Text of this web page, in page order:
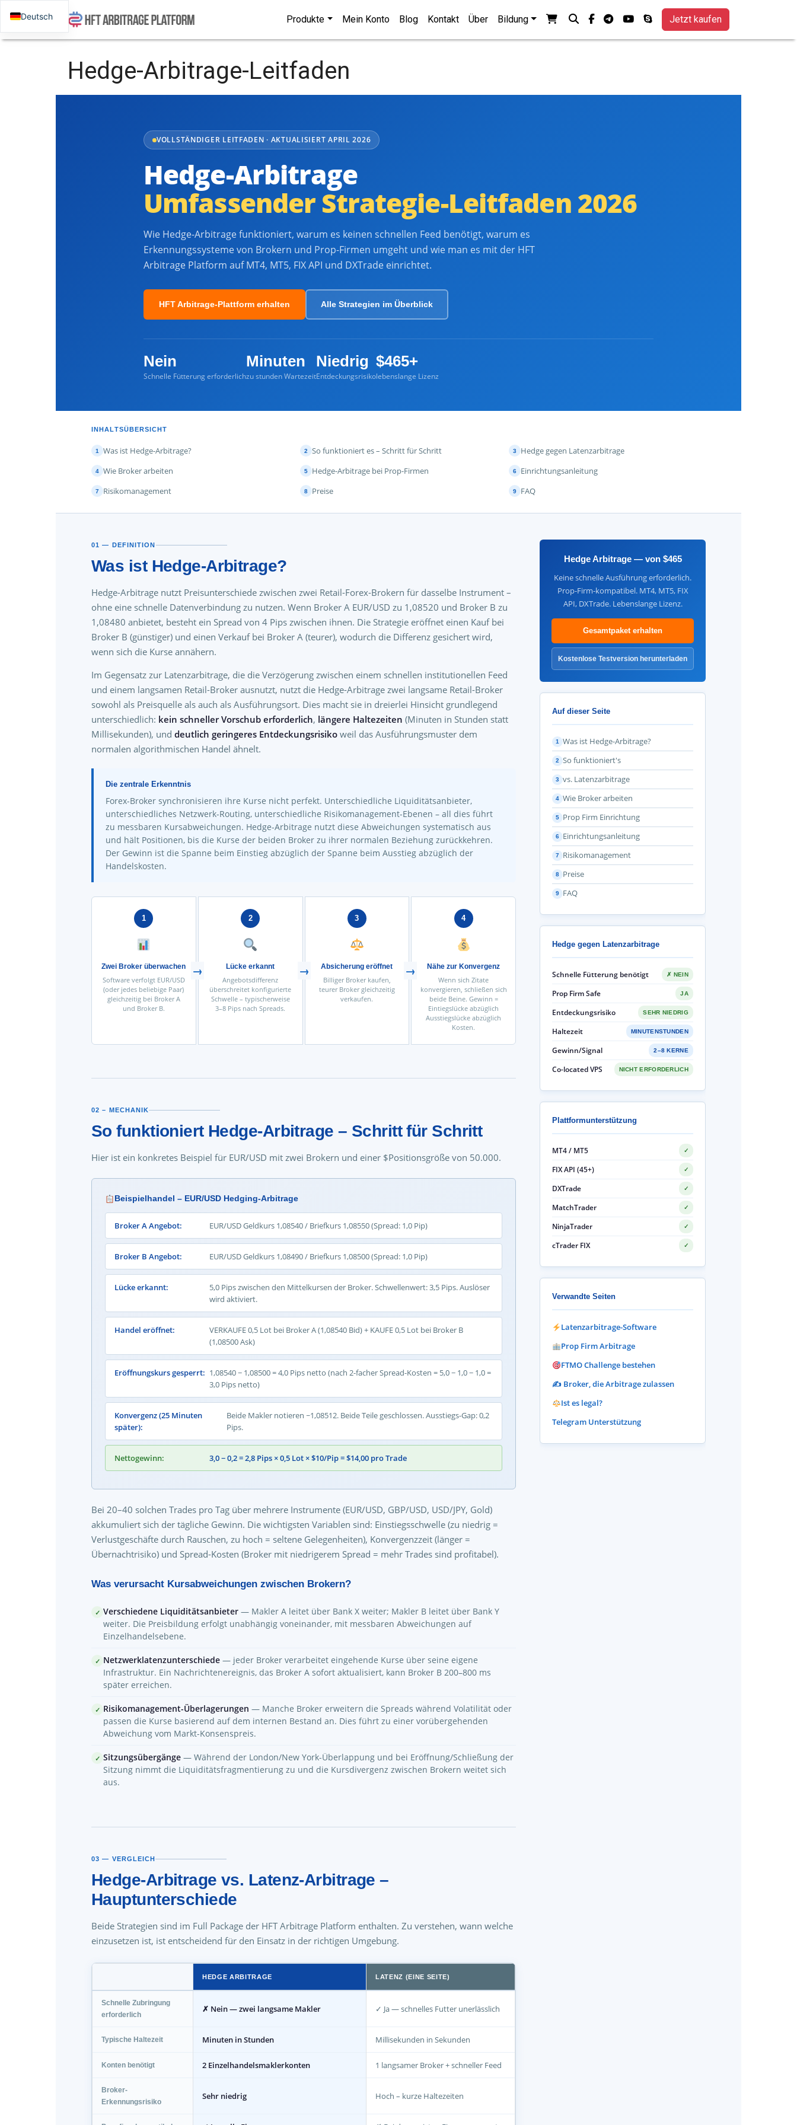
Produkte Mein Konto Blog Kontakt Über Bildung Ihren Warenkorb ansehen
Suchefacebook-f
Telegramm
youtubeskypeJetzt kaufen
Hedge-Arbitrage-Leitfaden
VOLLSTÄNDIGER LEITFADEN · AKTUALISIERT APRIL 2026
Hedge-Arbitrage
Umfassender Strategie-Leitfaden 2026
Wie Hedge-Arbitrage funktioniert, warum es keinen schnellen Feed benötigt, warum es
Erkennungssysteme von Brokern und Prop-Firmen umgeht und wie man es mit der HFT
Arbitrage Platform auf MT4, MT5, FIX API und DXTrade einrichtet.
HFT Arbitrage-Plattform erhalten Alle Strategien im Überblick
Nein
Schnelle Fütterung erforderlich
Minuten
zu stunden Wartezeit
Niedrig
Entdeckungsrisiko
$465+
lebenslange Lizenz
INHALTSÜBERSICHT
1 Was ist Hedge-Arbitrage? 2 So funktioniert es – Schritt für Schritt 3 Hedge gegen Latenzarbitrage
4 Wie Broker arbeiten 5 Hedge-Arbitrage bei Prop-Firmen 6 Einrichtungsanleitung
7 Risikomanagement 8 Preise 9 FAQ
01 — DEFINITION
Was ist Hedge-Arbitrage?
Hedge-Arbitrage nutzt Preisunterschiede zwischen zwei Retail-Forex-Brokern für dasselbe Instrument –
ohne eine schnelle Datenverbindung zu nutzen. Wenn Broker A EUR/USD zu 1,08520 und Broker B zu
1,08480 anbietet, besteht ein Spread von 4 Pips zwischen ihnen. Die Strategie eröffnet einen Kauf bei
Broker B (günstiger) und einen Verkauf bei Broker A (teurer), wodurch die Differenz gesichert wird,
wenn sich die Kurse annähern.
Im Gegensatz zur Latenzarbitrage, die die Verzögerung zwischen einem schnellen institutionellen Feed
und einem langsamen Retail-Broker ausnutzt, nutzt die Hedge-Arbitrage zwei langsame Retail-Broker
sowohl als Preisquelle als auch als Ausführungsort. Dies macht sie in dreierlei Hinsicht grundlegend
unterschiedlich: kein schneller Vorschub erforderlich, längere Haltezeiten (Minuten in Stunden statt
Millisekunden), und deutlich geringeres Entdeckungsrisiko weil das Ausführungsmuster dem
normalen algorithmischen Handel ähnelt.
Die zentrale Erkenntnis
Forex-Broker synchronisieren ihre Kurse nicht perfekt. Unterschiedliche Liquiditätsanbieter,
unterschiedliches Netzwerk-Routing, unterschiedliche Risikomanagement-Ebenen – all dies führt
zu messbaren Kursabweichungen. Hedge-Arbitrage nutzt diese Abweichungen systematisch aus
und hält Positionen, bis die Kurse der beiden Broker zu ihrer normalen Beziehung zurückkehren.
Der Gewinn ist die Spanne beim Einstieg abzüglich der Spanne beim Ausstieg abzüglich der
Handelskosten.
1
Zwei Broker überwachen
Software verfolgt EUR/USD
(oder jedes beliebige Paar)
gleichzeitig bei Broker A
und Broker B.
2
Lücke erkannt
Angebotsdifferenz
überschreitet konfigurierte
Schwelle – typischerweise
3–8 Pips nach Spreads.
3
Absicherung eröffnet
Billiger Broker kaufen,
teurer Broker gleichzeitig
verkaufen.
4
Nähe zur Konvergenz
Wenn sich Zitate
konvergieren, schließen sich
beide Beine. Gewinn =
Eintiegslücke abzüglich
Ausstiegslücke abzüglich
Kosten.
02 – MECHANIK
So funktioniert Hedge-Arbitrage – Schritt für Schritt
Hier ist ein konkretes Beispiel für EUR/USD mit zwei Brokern und einer $Positionsgröße von 50.000.
Beispielhandel – EUR/USD Hedging-Arbitrage
Broker A Angebot: EUR/USD Geldkurs 1,08540 / Briefkurs 1,08550 (Spread: 1,0 Pip)
Broker B Angebot: EUR/USD Geldkurs 1,08490 / Briefkurs 1,08500 (Spread: 1,0 Pip)
Lücke erkannt:
5,0 Pips zwischen den Mittelkursen der Broker. Schwellenwert: 3,5 Pips. Auslöser
wird aktiviert.
Handel eröffnet:
VERKAUFE 0,5 Lot bei Broker A (1,08540 Bid) + KAUFE 0,5 Lot bei Broker B
(1,08500 Ask)
Eröffnungskurs gesperrt: 1,08540 − 1,08500 = 4,0 Pips netto (nach 2-facher Spread-Kosten = 5,0 − 1,0 − 1,0 =
3,0 Pips netto)
Konvergenz (25 Minuten
später):
Beide Makler notieren ~1,08512. Beide Teile geschlossen. Ausstiegs-Gap: 0,2
Pips.
Nettogewinn: 3,0 − 0,2 = 2,8 Pips × 0,5 Lot × $10/Pip = $14,00 pro Trade
Bei 20–40 solchen Trades pro Tag über mehrere Instrumente (EUR/USD, GBP/USD, USD/JPY, Gold)
akkumuliert sich der tägliche Gewinn. Die wichtigsten Variablen sind: Einstiegsschwelle (zu niedrig =
Verlustgeschäfte durch Rauschen, zu hoch = seltene Gelegenheiten), Konvergenzzeit (länger =
Übernachtrisiko) und Spread-Kosten (Broker mit niedrigerem Spread = mehr Trades sind profitabel).
Was verursacht Kursabweichungen zwischen Brokern?
✓ Verschiedene Liquiditätsanbieter — Makler A leitet über Bank X weiter; Makler B leitet über Bank Y
weiter. Die Preisbildung erfolgt unabhängig voneinander, mit messbaren Abweichungen auf
Einzelhandelsebene.
✓ Netzwerklatenzunterschiede — jeder Broker verarbeitet eingehende Kurse über seine eigene
Infrastruktur. Ein Nachrichtenereignis, das Broker A sofort aktualisiert, kann Broker B 200–800 ms
später erreichen.
✓ Risikomanagement-Überlagerungen — Manche Broker erweitern die Spreads während Volatilität oder
passen die Kurse basierend auf dem internen Bestand an. Dies führt zu einer vorübergehenden
Abweichung vom Markt-Konsenspreis.
✓ Sitzungsübergänge — Während der London/New York-Überlappung und bei Eröffnung/Schließung der
Sitzung nimmt die Liquiditätsfragmentierung zu und die Kursdivergenz zwischen Brokern weitet sich
aus.
03 — VERGLEICH
Hedge-Arbitrage vs. Latenz-Arbitrage –
Hauptunterschiede
Beide Strategien sind im Full Package der HFT Arbitrage Platform enthalten. Zu verstehen, wann welche
einzusetzen ist, ist entscheidend für den Einsatz in der richtigen Umgebung.
HEDGE ARBITRAGE LATENZ (EINE SEITE)
Schnelle Zubringung
erforderlich
✗ Nein — zwei langsame Makler ✓ Ja — schnelles Futter unerlässlich
Typische Haltezeit Minuten in Stunden Millisekunden in Sekunden
Konten benötigt 2 Einzelhandelsmaklerkonten 1 langsamer Broker + schneller Feed
Broker-
Erkennungsrisiko
Sehr niedrig Hoch – kurze Haltezeiten
Hedge Arbitrage — von $465
Keine schnelle Ausführung erforderlich.
Prop-Firm-kompatibel. MT4, MT5, FIX
API, DXTrade. Lebenslange Lizenz.
Gesamtpaket erhalten
Kostenlose Testversion herunterladen
Auf dieser Seite
1 Was ist Hedge-Arbitrage?
2 So funktioniert's
3 vs. Latenzarbitrage
4 Wie Broker arbeiten
5 Prop Firm Einrichtung
6 Einrichtungsanleitung
7 Risikomanagement
8 Preise
9 FAQ
Hedge gegen Latenzarbitrage
Schnelle Fütterung benötigt ✗ NEIN
Prop Firm Safe JA
Entdeckungsrisiko SEHR NIEDRIG
Haltezeit MINUTENSTUNDEN
Gewinn/Signal 2–8 KERNE
Co-located VPS NICHT ERFORDERLICH
Plattformunterstützung
MT4 / MT5 ✓
FIX API (45+) ✓
DXTrade ✓
MatchTrader ✓
NinjaTrader ✓
cTrader FIX ✓
Verwandte Seiten
Latenzarbitrage-Software
Prop Firm Arbitrage
FTMO Challenge bestehen
✍️ Broker, die Arbitrage zulassen
Ist es legal?
Telegram Unterstützung
Deutsch